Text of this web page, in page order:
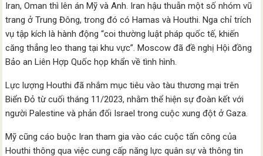
Iran, Oman thì lên án Mỹ và Anh. Iran hậu thuẫn một số nhóm vũ
trang ở Trung Đông, trong đó có Hamas và Houthi. Nga chỉ trích
vụ tập kích là hành động “coi thường luật pháp quốc tế, khiến
căng thẳng leo thang tại khu vực”. Moscow đã đề nghị Hội đồng
Bảo an Liên Hợp Quốc họp khẩn về tình hình.
Lực lượng Houthi đã nhắm mục tiêu vào tàu thương mại trên
Biển Đỏ từ cuối tháng 11/2023, nhằm thể hiện sự đoàn kết với
người Palestine và phản đối Israel trong cuộc xung đột ở Gaza.
Mỹ cũng cáo buộc Iran tham gia vào các cuộc tấn công của
Houthi thông qua việc cung cấp năng lực quân sự và thông tin